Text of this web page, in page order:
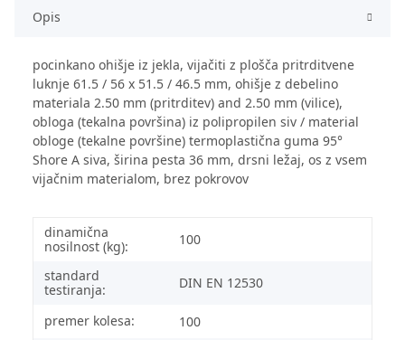
Opis
pocinkano ohišje iz jekla, vijačiti z plošča pritrditvene
luknje 61.5 / 56 x 51.5 / 46.5 mm, ohišje z debelino
materiala 2.50 mm (pritrditev) and 2.50 mm (vilice),
obloga (tekalna površina) iz polipropilen siv / material
obloge (tekalne površine) termoplastična guma 95°
Shore A siva, širina pesta 36 mm, drsni ležaj, os z vsem
vijačnim materialom, brez pokrovov
dinamična
nosilnost (kg):
100
standard
testiranja:
DIN EN 12530
premer kolesa:
100